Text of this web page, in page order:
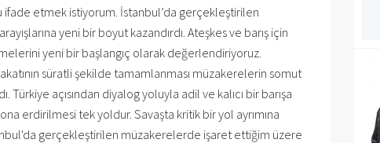
etmek istiyorum. İstanbul’da gerçekleştirilen
yeni bir boyut kazandırdı. Ateşkes ve barış için
yeni bir başlangıç olarak değerlendiriyoruz.
süratli şekilde tamamlanması müzakerelerin somut
açısından diyalog yoluyla adil ve kalıcı bir barışa
erdirilmesi tek yoldur. Savaşta kritik bir yol ayrımına
gerçekleştirilen müzakerelerde işaret ettiğim üzere